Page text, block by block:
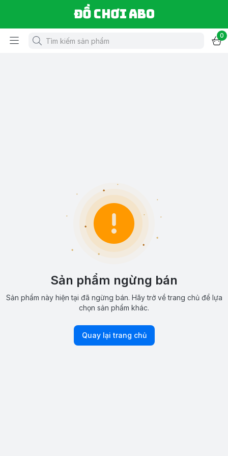
Đồ chơi ABO
0
Sản phẩm ngừng bán
Sản phẩm này hiện tại đã ngừng bán. Hãy trở về trang chủ để lựa
chọn sản phẩm khác.
Quay lại trang chủ